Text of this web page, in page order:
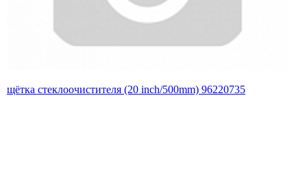
щётка стеклоочистителя (20 inch/500mm) 96220735